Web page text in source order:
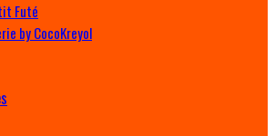
Futé
by CocoKreyol